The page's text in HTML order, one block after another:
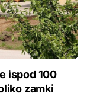
ispod 100
zamki